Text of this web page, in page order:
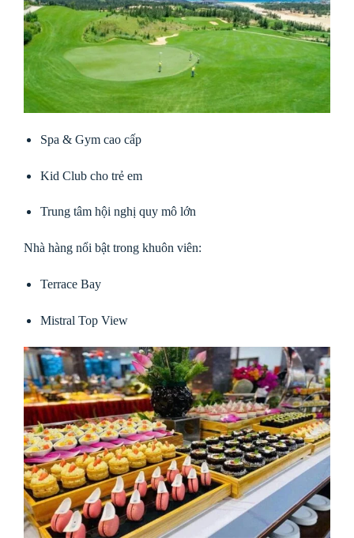
Spa & Gym cao cấp
Kid Club cho trẻ em
Trung tâm hội nghị quy mô lớn
Nhà hàng nổi bật trong khuôn viên:
Terrace Bay
Mistral Top View